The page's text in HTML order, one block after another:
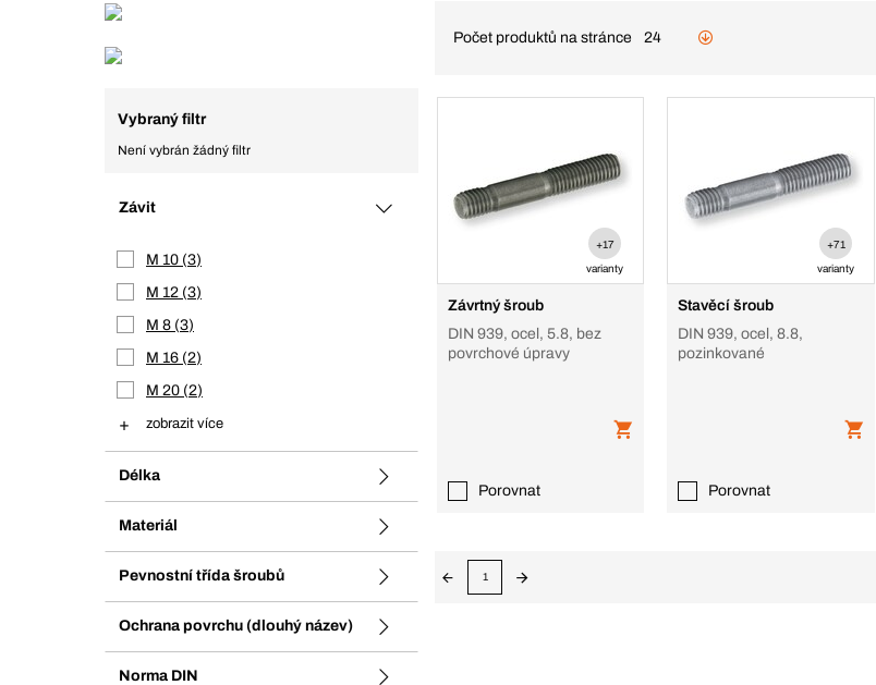
Vybraný filtr
Není vybrán žádný filtr
Závit
M 10 3
M 12 3
M 8 3
M 16 2
M 20 2
zobrazit více
Délka
Materiál
Pevnostní třída šroubů
Ochrana povrchu (dlouhý název)
Norma DIN
Počet produktů na stránce 24
+17
varianty
Závrtný šroub
DIN 939, ocel, 5.8, bez
povrchové úpravy
Porovnat
+71
varianty
Stavěcí šroub
DIN 939, ocel, 8.8,
pozinkované
Porovnat
1